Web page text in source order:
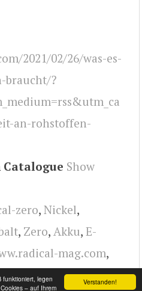
Verstanden!
funktioniert, legen
– auf Ihrem
2021/02/26/was-es-
braucht/?
an-rohstoffen-
Show
zero, Nickel,
, Zero, Akku, E-
mag.com,